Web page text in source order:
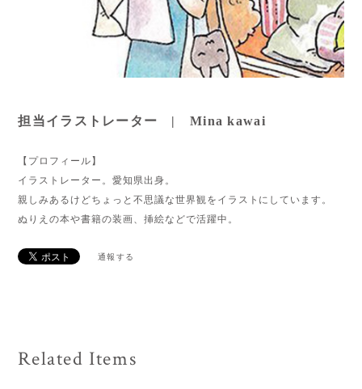
担当イラストレーター | Mina kawai
【プロフィール】
イラストレーター。愛知県出身。
親しみあるけどちょっと不思議な世界観をイラストにしています。
ぬりえの本や書籍の装画、挿絵などで活躍中。
通報する
Related Items